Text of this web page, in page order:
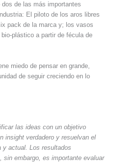
dos de las más importantes
El piloto de los aros libres
pack de la marca y; los vasos
plástico a partir de fécula de
miedo de pensar en grande,
de seguir creciendo en lo
las ideas con un objetivo
insight verdadero y resuelvan el
y actual. Los resultados
embargo, es importante evaluar